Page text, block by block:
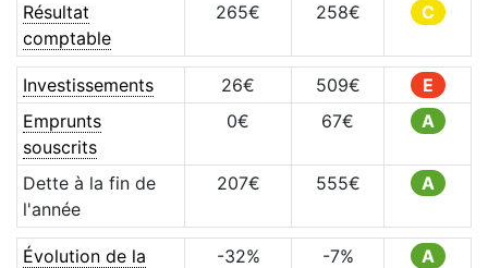
Résultat
comptable
265€ 258€ C
Investissements 26€ 509€
E
Emprunts
souscrits
0€ 67€ A
Dette à la fin de
l'année
207€ 555€ A
Évolution de la
-32% -7% A